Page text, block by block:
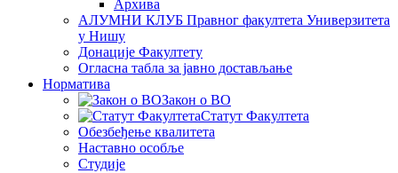
Архива
АЛУМНИ КЛУБ Правног факултета Универзитета
у Нишу
Донације Факултету
Огласна табла за јавно достављање
Норматива
Закон о ВО
Статут Факултета
Обезбеђење квалитета
Наставно особље
Студије